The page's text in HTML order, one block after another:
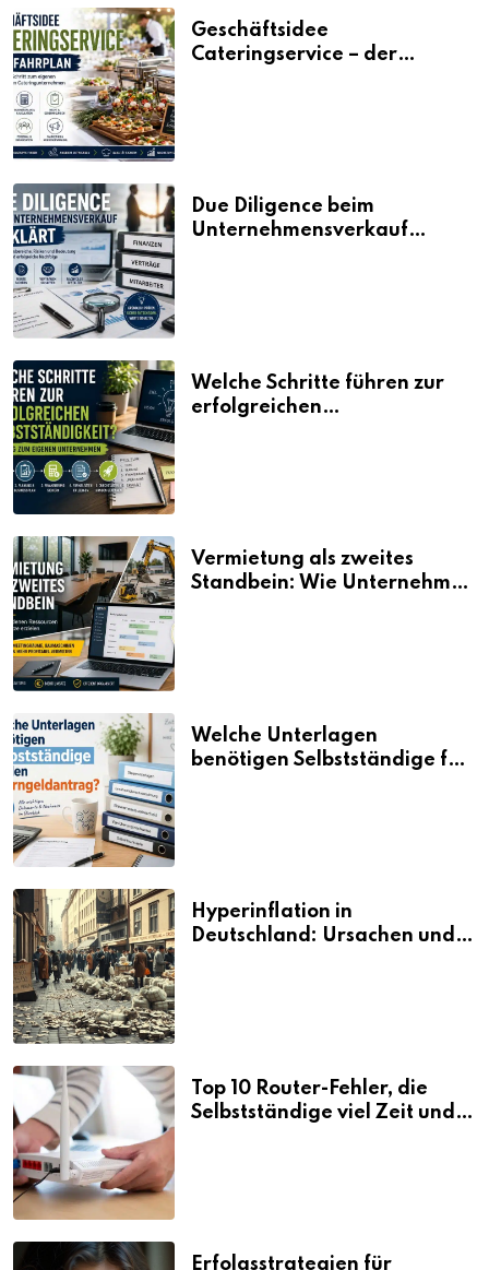
Geschäftsidee
Cateringservice – der
Due Diligence beim
Unternehmensverkauf
Welche Schritte führen zur
erfolgreichen
Vermietung als zweites
Standbein: Wie Unternehmen
Welche Unterlagen
benötigen Selbstständige für
Hyperinflation in
Deutschland: Ursachen und
Top 10 Router-Fehler, die
Selbstständige viel Zeit und
Erfolgsstrategien für